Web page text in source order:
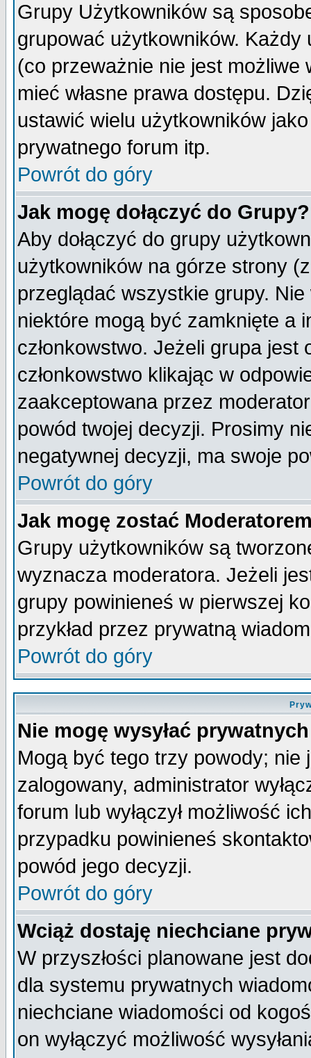
Grupy Użytkowników są
grupować użytkowników.
(co przeważnie nie jest
mieć własne prawa dostępu.
ustawić wielu użytkowników
prywatnego forum itp.
Powrót do góry
Jak mogę dołączyć do Grupy?
Aby dołączyć do grupy
użytkowników na górze strony
przeglądać wszystkie grupy.
niektóre mogą być zamknięte a
członkowstwo. Jeżeli grupa
członkowstwo klikając w
zaakceptowana przez
powód twojej decyzji. Prosimy
negatywnej decyzji, ma swoje
Powrót do góry
Jak mogę zostać
Grupy użytkowników są
wyznacza moderatora. Jeżeli
grupy powinieneś w pierwszej
przykład przez prywatną
Powrót do góry
Nie mogę wysyłać
Mogą być tego trzy powody;
zalogowany, administrator
forum lub wyłączył możliwość
przypadku powinieneś
powód jego decyzji.
Powrót do góry
Wciąż dostaję niechciane
W przyszłości planowane jest
dla systemu prywatnych
niechciane wiadomości od
on wyłączyć możliwość